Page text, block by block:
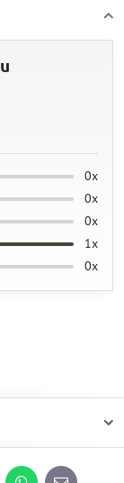
0x
0x
0x
1x
0x